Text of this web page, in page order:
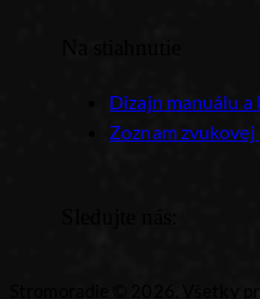
Dizajn manuálu a
Zoznam
Stromoradie © 2026. Všetky